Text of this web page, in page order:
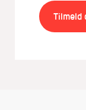
Tilmeld